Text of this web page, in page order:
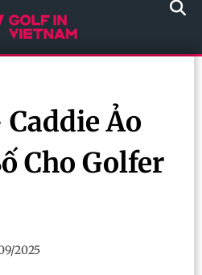
Ảo
Cho Golfer
2025